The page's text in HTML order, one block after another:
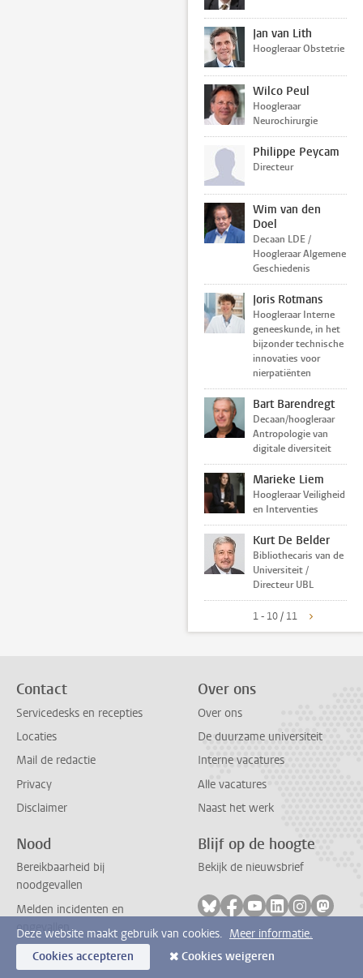
Jan van Lith
Hoogleraar Obstetrie
Wilco Peul
Hoogleraar
Neurochirurgie
Philippe Peycam
Directeur
Wim van den
Doel
Decaan LDE /
Hoogleraar Algemene
Geschiedenis
Joris Rotmans
Hoogleraar Interne
geneeskunde, in het
bijzonder technische
innovaties voor
nierpatiënten
Bart Barendregt
Decaan/hoogleraar
Antropologie van
digitale diversiteit
Marieke Liem
Hoogleraar Veiligheid
en Interventies
Kurt De Belder
Bibliothecaris van de
Universiteit /
Directeur UBL
1 - 10 / 11
Contact
Servicedesks en recepties
Locaties
Mail de redactie
Privacy
Disclaimer
Over ons
Over ons
De duurzame universiteit
Interne vacatures
Alle vacatures
Naast het werk
Nood
Bereikbaarheid bij
noodgevallen
Melden incidenten en
ongevallen
Blijf op de hoogte
Bekijk de nieuwsbrief
Volg ons op bluesky
Volg ons op facebook
Volg ons op
Volg ons op
Volg ons
Volg
Deze website maakt gebruik van cookies. Meer informatie.
Cookies accepteren
Cookies weigeren